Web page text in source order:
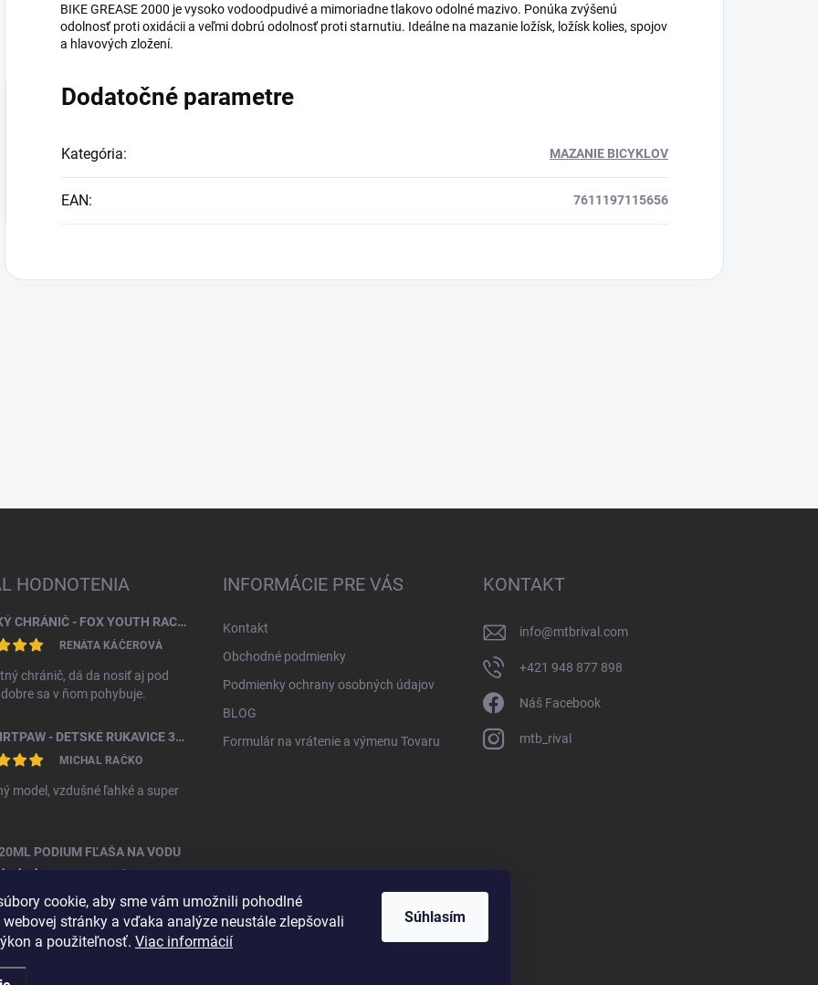
cookie, aby sme vám umožnili pohodlné
stránky a vďaka analýze neustále zlepšovali
a použiteľnosť. Viac informácií
Súhlasím
BIKE GREASE 2000 je vysoko vodoodpudivé a mimoriadne tlakovo odolné mazivo. Ponúka zvýšenú
odolnosť proti oxidácii a veľmi dobrú odolnosť proti starnutiu. Ideálne na mazanie ložísk, ložísk kolies, spojov
a hlavových zložení.
Dodatočné parametre
Kategória: MAZANIE BICYKLOV
EAN: 7611197115656
HODNOTENIA
DETSKÝ CHRÁNIČ - FOX YOUTH RACEFRAME IMPACT CE CHEST GUARD
RENÁTA KÁČEROVÁ
chránič, dá da nosiť aj pod
sa v ňom pohybuje.
FOX DIRTPAW - DETSKÉ RUKAVICE 3 - 5 ROKOV
MICHAL RAČKO
model, vzdušné ľahké a super
PODIUM FĽAŠA NA VODU
fľáša za vyššiu cenu
INFORMÁCIE PRE VÁS
Kontakt
Obchodné podmienky
Podmienky ochrany osobných údajov
BLOG
Formulár na vrátenie a výmenu Tovaru
KONTAKT
info@mtbrival.com
+421 948 877 898
Náš Facebook
mtb_rival